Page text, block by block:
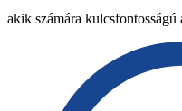
akik számára